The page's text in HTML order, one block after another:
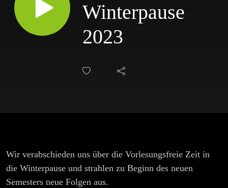
Winterpause
2023
Wir verabschieden uns über die Vorlesungsfreie Zeit in
die Winterpause und strahlen zu Beginn des neuen
Semesters neue Folgen aus.